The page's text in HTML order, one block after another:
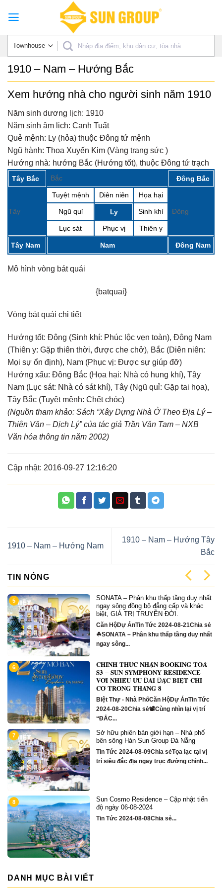
1910 – Nam – Hướng Bắc
Xem hướng nhà cho người sinh năm 1910
Năm sinh dương lịch: 1910
Năm sinh âm lịch: Canh Tuất
Quẻ mệnh: Ly (hỏa) thuộc Đông tứ mệnh
Ngũ hành: Thoa Xuyến Kim (Vàng trang sức )
Hướng nhà: hướng Bắc (Hướng tốt), thuộc Đông tứ trạch
Tây Bắc Bắc Đông Bắc
Tây
Tuyệt mệnh Diên niên Họa hại
Đông
Ngũ quỉ Ly Sinh khí
Lục sát Phục vị Thiên y
Tây Nam Nam Đông Nam
Mô hình vòng bát quái
{batquai}
Vòng bát quái chi tiết
Hướng tốt: Đông (Sinh khí: Phúc lộc vẹn toàn), Đông Nam
(Thiên y: Gặp thiên thời, được che chở), Bắc (Diên niên:
Mọi sự ổn định), Nam (Phục vị: Được sự giúp đỡ)
Hướng xấu: Đông Bắc (Họa hại: Nhà có hung khí), Tây
Nam (Lục sát: Nhà có sát khí), Tây (Ngũ quỉ: Gặp tai họa),
Tây Bắc (Tuyệt mệnh: Chết chóc)
(Nguồn tham khảo: Sách “Xây Dựng Nhà Ở Theo Địa Lý –
Thiên Văn – Dịch Lý” của tác giả Trần Văn Tam – NXB
Văn hóa thông tin năm 2002)
Cập nhật: 2016-09-27 12:16:20
1910 – Nam – Hướng Nam
1910 – Nam – Hướng Tây
Bắc
TIN NÓNG
5
SONATA – Phân khu thấp tầng duy nhất
ngay sông đồng bộ đẳng cấp và khác
biệt, GIÁ TRỊ TRUYỀN ĐỜI.
Căn HộDự ÁnTin Tức 2024-08-21Chia sẻ
☘SONATA – Phân khu thấp tầng duy nhất
ngay sông...
6
𝐂𝐇𝐈́𝐍𝐇 𝐓𝐇𝐔̛́𝐂 𝐍𝐇𝐀̣̂𝐍 𝐁𝐎𝐎𝐊𝐈𝐍𝐆 𝐓𝐎𝐀̀
𝐒𝟑 – 𝐒𝐔𝐍 𝐒𝐘𝐌𝐏𝐇𝐎𝐍𝐘 𝐑𝐄𝐒𝐈𝐃𝐄𝐍𝐂𝐄
𝐕𝐎̛́𝐈 𝐍𝐇𝐈𝐄̂̀𝐔 𝐔̛𝐔 Đ𝐀̃𝐈 Đ𝐀̣̆𝐂 𝐁𝐈𝐄̣̂𝐓 𝐂𝐇𝐈̉
𝐂𝐎́ 𝐓𝐑𝐎𝐍𝐆 𝐓𝐇𝐀́𝐍𝐆 𝟖
Biệt Thự - Nhà PhốCăn HộDự ÁnTin Tức
2024-08-20Chia sẻ📽Cùng nhìn lại vị trí
“ĐẮC...
7
Sở hữu phiên bản giới hạn – Nhà phố
bên sông Hàn Sun Group Đà Nẵng
Tin Tức 2024-08-09Chia sẻTọa lạc tại vị
trí siêu đắc địa ngay trục đường chính...
8
Sun Cosmo Residence – Cập nhật tiến
độ ngày 06-08-2024
Tin Tức 2024-08-08Chia sẻ...
DANH MỤC BÀI VIẾT